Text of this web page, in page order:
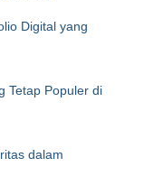
Digital yang
Tetap Populer di
dalam